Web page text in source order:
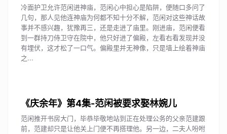
冷面护卫允许范闲进神庙，范闲心中担心是陷阱，便随口多问了
几句，那人见他连神庙为何都不知十分不解，范闲对这些神话故
事并不感兴趣，犹豫再三，还是走进了庙里。刚进庙，范闲便看
到一群持刀侍卫守在院中，他只好进了偏殿，左看右看发现并没
有埋伏，这才松了一口气。偏殿里并无神像，只是墙上绘着神庙
之...
《庆余年》第4集-范闲被要求娶林婉儿
范闲推开书房大门，毕恭毕敬地站到正在处理公务的父亲范建跟
前，范建却只是让他关上门便不再搭理他。另一边，二夫人吩咐